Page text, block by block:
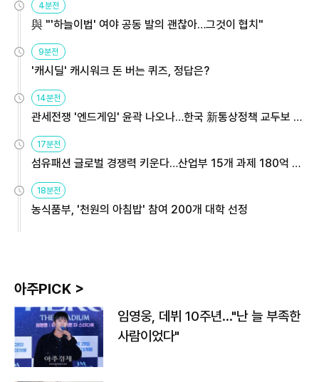
4분전
與 "'하늘이법' 여야 공동 발의 괜찮아…그것이 협치"
9분전
'캐시딜' 캐시워크 돈 버는 퀴즈, 정답은?
14분전
관세전쟁 '엔드게임' 윤곽 나오나…한국 新통상정책 교두보 활
용해야
17분전
섬유패션 글로벌 경쟁력 키운다…산업부 15개 과제 180억 지
원
18분전
농식품부, '천원의 아침밥' 참여 200개 대학 선정
아주PICK >
임영웅, 데뷔 10주년…"난 늘 부족한
사람이었다"